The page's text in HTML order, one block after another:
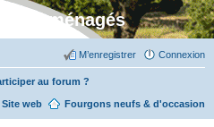
aménagés
Connexion
M’enregistrer
au forum ?
Fourgons neufs & d'occasion
Site web
R